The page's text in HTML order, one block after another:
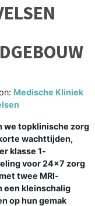
Medische Kliniek
we topklinische zorg
wachttijden,
klasse 1-
voor 24x7 zorg
twee MRI-
een kleinschalig
op hun gemak